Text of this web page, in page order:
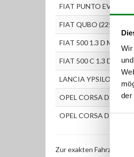
der
FIAT PUNTO EVO
FIAT QUBO (225) 1.3 D
FIAT 500 1.3 D Multijet
FIAT 500 C 1.3 D
LANCIA YPSILON (843)
OPEL CORSA D 1.3
OPEL CORSA D Van
Zur exakten Fahrzeug-